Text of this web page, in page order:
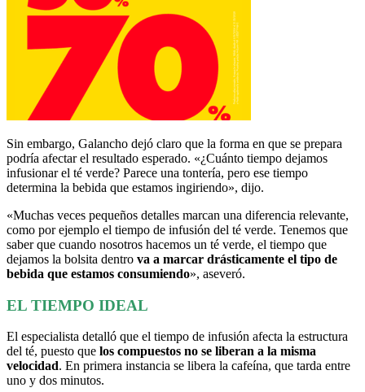
Sin embargo, Galancho dejó claro que la forma en que se prepara
podría afectar el resultado esperado. «¿Cuánto tiempo dejamos
infusionar el té verde? Parece una tontería, pero ese tiempo
determina la bebida que estamos ingiriendo», dijo.
«Muchas veces pequeños detalles marcan una diferencia relevante,
como por ejemplo el tiempo de infusión del té verde. Tenemos que
saber que cuando nosotros hacemos un té verde, el tiempo que
dejamos la bolsita dentro va a marcar drásticamente el tipo de
bebida que estamos consumiendo», aseveró.
EL TIEMPO IDEAL
El especialista detalló que el tiempo de infusión afecta la estructura
del té, puesto que los compuestos no se liberan a la misma
velocidad. En primera instancia se libera la cafeína, que tarda entre
uno y dos minutos.